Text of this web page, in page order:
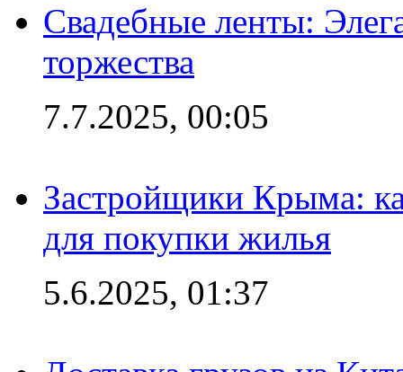
Свадебные ленты:
торжества
7.7.2025, 00:05
Застройщики Крыма:
для покупки жилья
5.6.2025, 01:37